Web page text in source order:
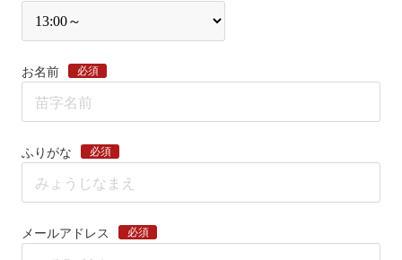
お名前 必須
ふりがな 必須
メールアドレス 必須